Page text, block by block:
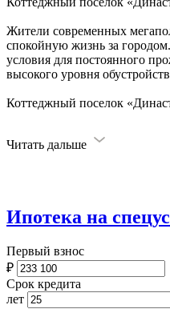
Жители современных
спокойную жизнь за
условия для постоянного
высокого уровня
Коттеджный поселок
Читать дальше
Ипотека на
Первый взнос
₽
Срок кредита
лет